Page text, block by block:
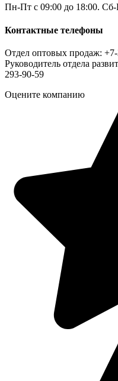
Пн-Пт с 09:00 до 18:00.
Контактные телефоны
Отдел оптовых продаж:
Руководитель отдела
293-90-59
Оцените компанию